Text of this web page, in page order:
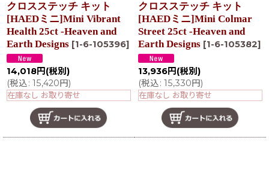
クロスステッチ キット
[HAEDミニ]Mini Vibrant
Health 25ct -Heaven and
Earth Designs [1-6-105396]
14,018円 (税別)
(税込: 15,420円)
在庫なし お取り寄せ
クロスステッチ キット
[HAEDミニ]Mini Colmar
Street 25ct -Heaven and
Earth Designs [1-6-105382]
13,936円 (税別)
(税込: 15,330円)
在庫なし お取り寄せ